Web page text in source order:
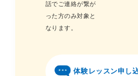
話でご連絡が繋が
った方のみ対象と
なります。
体験レッスン申し